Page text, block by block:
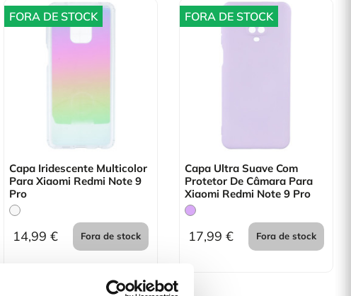
Capa Iridescente Multicolor
Para Xiaomi Redmi Note 9
Pro
14,99 € Fora de stock
FORA DE STOCK
Capa Ultra Suave Com
Protetor De Câmara Para
Xiaomi Redmi Note 9 Pro
17,99 € Fora de stock
FORA DE STOCK